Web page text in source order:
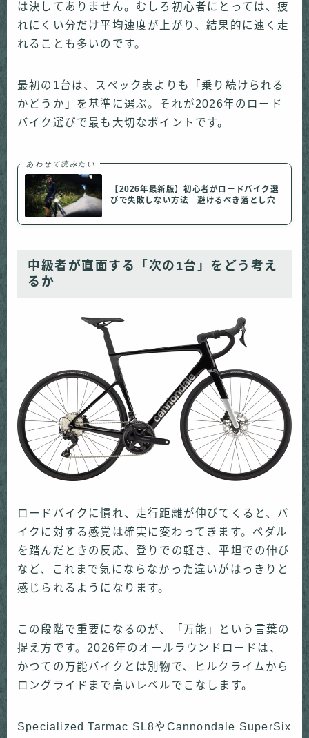
は決してありません。むしろ初心者にとっては、疲
れにくい分だけ平均速度が上がり、結果的に速く走
れることも多いのです。
最初の1台は、スペック表よりも「乗り続けられる
かどうか」を基準に選ぶ。それが2026年のロード
バイク選びで最も大切なポイントです。
あわせて読みたい
【2026年最新版】初心者がロードバイク選
びで失敗しない方法｜避けるべき落とし穴
中級者が直面する「次の1台」をどう考え
るか
ロードバイクに慣れ、走行距離が伸びてくると、バ
イクに対する感覚は確実に変わってきます。ペダル
を踏んだときの反応、登りでの軽さ、平坦での伸び
など、これまで気にならなかった違いがはっきりと
感じられるようになります。
この段階で重要になるのが、「万能」という言葉の
捉え方です。2026年のオールラウンドロードは、
かつての万能バイクとは別物で、ヒルクライムから
ロングライドまで高いレベルでこなします。
Specialized Tarmac SL8やCannondale SuperSix